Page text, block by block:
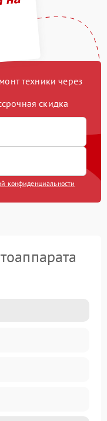
техники через
скидка
конфиденциальности